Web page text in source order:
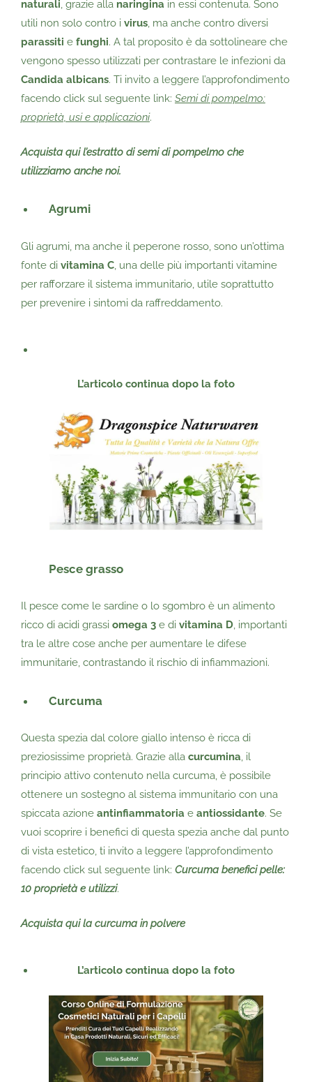
naturali, grazie alla naringina in essi contenuta. Sono
utili non solo contro i virus, ma anche contro diversi
parassiti e funghi. A tal proposito è da sottolineare che
vengono spesso utilizzati per contrastare le infezioni da
Candida albicans. Ti invito a leggere l’approfondimento
facendo click sul seguente link: Semi di pompelmo:
proprietà, usi e applicazioni.
Acquista qui l’estratto di semi di pompelmo che
utilizziamo anche noi.
Agrumi
Gli agrumi, ma anche il peperone rosso, sono un’ottima
fonte di vitamina C, una delle più importanti vitamine
per rafforzare il sistema immunitario, utile soprattutto
per prevenire i sintomi da raffreddamento.
L’articolo continua dopo la foto
Pesce grasso
Il pesce come le sardine o lo sgombro è un alimento
ricco di acidi grassi omega 3 e di vitamina D, importanti
tra le altre cose anche per aumentare le difese
immunitarie, contrastando il rischio di infiammazioni.
Curcuma
Questa spezia dal colore giallo intenso è ricca di
preziosissime proprietà. Grazie alla curcumina, il
principio attivo contenuto nella curcuma, è possibile
ottenere un sostegno al sistema immunitario con una
spiccata azione antinfiammatoria e antiossidante. Se
vuoi scoprire i benefici di questa spezia anche dal punto
di vista estetico, ti invito a leggere l’approfondimento
facendo click sul seguente link: Curcuma benefici pelle:
10 proprietà e utilizzi.
Acquista qui la curcuma in polvere
L’articolo continua dopo la foto